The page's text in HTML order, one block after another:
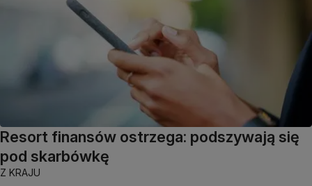
Resort finansów ostrzega: podszywają się
pod skarbówkę
Z KRAJU